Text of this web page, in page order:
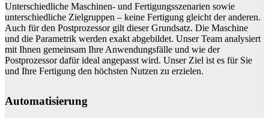
Unterschiedliche Maschinen- und Fertigungsszenarien sowie
unterschiedliche Zielgruppen – keine Fertigung gleicht der anderen.
Auch für den Postprozessor gilt dieser Grundsatz. Die Maschine
und die Parametrik werden exakt abgebildet. Unser Team analysiert
mit Ihnen gemeinsam Ihre Anwendungsfälle und wie der
Postprozessor dafür ideal angepasst wird. Unser Ziel ist es für Sie
und Ihre Fertigung den höchsten Nutzen zu erzielen.
Automatisierung